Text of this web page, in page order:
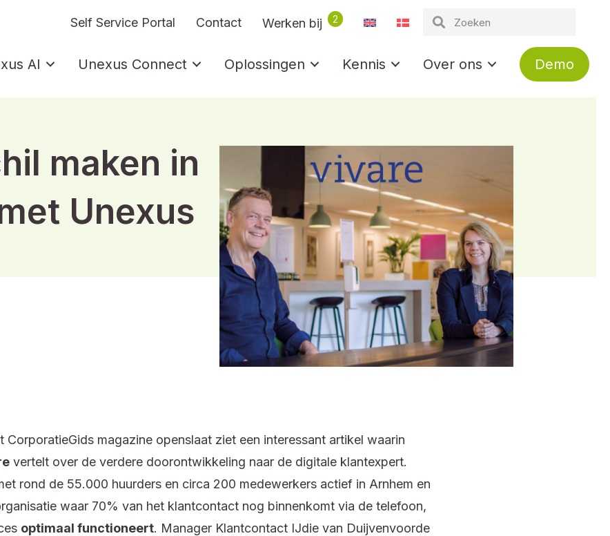
Self Service Portal Contact Werken bij 2
AI Unexus Connect Oplossingen Kennis Over ons Demo
maken in
Unexus
CorporatieGids magazine openslaat ziet een interessant artikel waarin
vertelt over de verdere doorontwikkeling naar de digitale klantexpert.
rond de 55.000 huurders en circa 200 medewerkers actief in Arnhem en
waar 70% van het klantcontact nog binnenkomt via de telefoon,
optimaal functioneert. Manager Klantcontact IJdie van Duijvenvoorde